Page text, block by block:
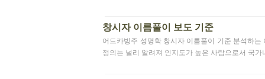
창시자 이름풀이 보도 기준
어드카빙주 성명학 창시자 이름풀이 기준 분석하
정의는 널리 알려져 인지도가 높은 사람으로서 국